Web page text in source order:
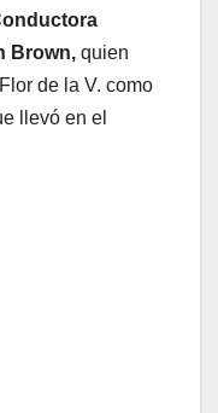
Brown, quien
de la V. como
llevó en el